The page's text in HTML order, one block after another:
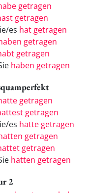
getragen
getragen
es hat getragen
getragen
getragen
haben getragen
getragen
getragen
es hatte getragen
getragen
getragen
hatten getragen
2